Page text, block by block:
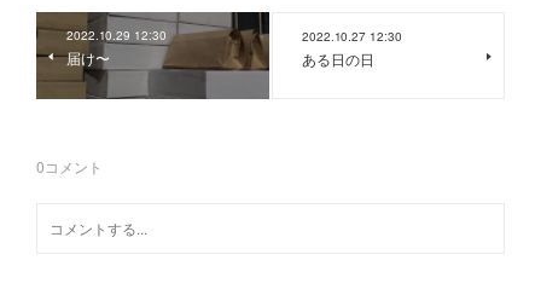
2022.10.29 12:30
届け〜
2022.10.27 12:30
ある日の日
0コメント